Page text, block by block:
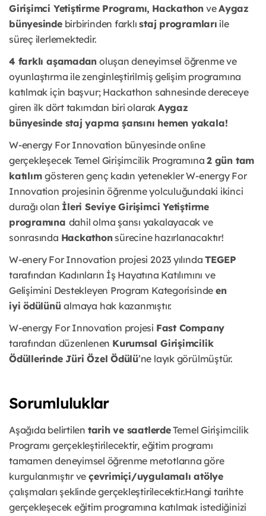
Girişimci Yetiştirme Programı, Hackathon veAygaz
bünyesindebirbirinden farklıstaj programları ile
süreç ilerlemektedir.
4 farklı aşamadan oluşan deneyimsel öğrenme ve
oyunlaştırma ilezenginleştirilmiş gelişim programına
katılmak için başvur; Hackathon sahnesinde dereceye
giren ilk dört takımdan biri olarak Aygaz
bünyesinde staj yapma şansını hemen yakala!
W-energy For Innovation bünyesinde online
gerçekleşecek Temel Girişimcilik Programına2 gün tam
katılımgösteren genç kadın yeteneklerW-energy For
Innovation projesinin öğrenme yolculuğundaki ikinci
durağıolan İleri Seviye Girişimci Yetiştirme
programına dahil olma şansı yakalayacak ve
sonrasında Hackathonsürecine hazırlanacaktır!
W-enery For Innovation projesi 2023 yılındaTEGEP
tarafından Kadınların İş Hayatına Katılımını ve
Gelişimini Destekleyen Program Kategorisinde en
iyiödülünüalmaya hak kazanmıştır.
W-energy For Innovation projesi Fast Company
tarafından düzenlenen Kurumsal Girişimcilik
Ödüllerinde Jüri Özel Ödülü’ne layık görülmüştür.
Sorumluluklar
Aşağıda belirtilen tarih ve saatlerdeTemel Girişimcilik
Programı gerçekleştirilecektir, eğitim programı
tamamen deneyimsel öğrenme metotlarına göre
kurgulanmıştır ve çevrimiçi/uygulamalı atölye
çalışmaları şeklinde gerçekleştirilecektir.Hangi tarihte
gerçekleşecek eğitim programına katılmak istediğinizi